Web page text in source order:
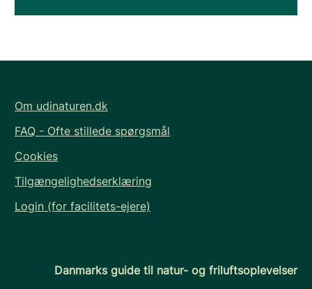
Om udinaturen.dk
FAQ - Ofte stillede spørgsmål
Cookies
Tilgængelighedserklæring
Login (for facilitets-ejere)
Danmarks guide til natur- og friluftsoplevelser